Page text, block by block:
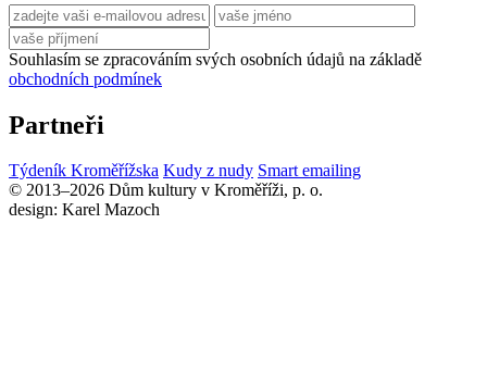
Souhlasím se zpracováním svých osobních údajů na základě
obchodních podmínek
Partneři
Týdeník Kroměřížska Kudy z nudy Smart emailing
© 2013–2026 Dům kultury v Kroměříži, p. o.
design: Karel Mazoch